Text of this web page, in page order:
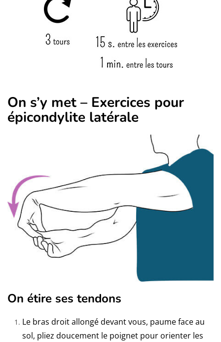
On s’y met – Exercices pour
épicondylite latérale
On étire ses tendons
Le bras droit allongé devant vous, paume face au
sol, pliez doucement le poignet pour orienter les